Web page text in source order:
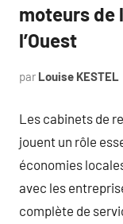
moteurs de
l’Ouest
par Louise KESTEL
Les cabinets de
jouent un rôle
économies
avec les
complète de